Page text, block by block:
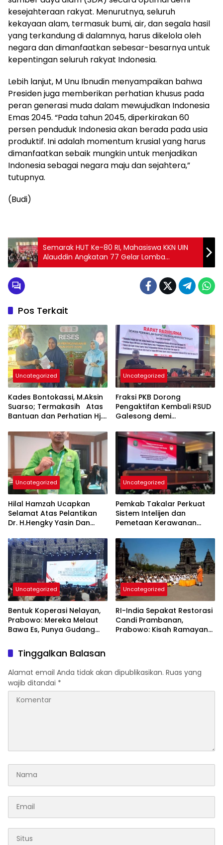
kesejahteraan rakyat. Menurutnya, seluruh
kekayaan alam, termasuk bumi, air, dan segala hasil
yang terkandung di dalamnya, harus dikelola oleh
negara dan dimanfaatkan sebesar-besarnya untuk
kepentingan seluruh rakyat Indonesia.
Lebih lanjut, M Unu Ibnudin menyampaikan bahwa
Presiden juga memberikan perhatian khusus pada
peran generasi muda dalam mewujudkan Indonesia
Emas 2045. “Pada tahun 2045, diperkirakan 60
persen penduduk Indonesia akan berada pada usia
produktif. Ini adalah momentum krusial yang harus
dimanfaatkan sebaik mungkin untuk menjadikan
Indonesia sebagai negara maju dan sejahtera,”
tutupnya.
(Budi)
Semarak HUT Ke-80 RI, Mahasiswa KKN UIN
Alauddin Angkatan 77 Gelar Lomba
Mewarnai di Kelurahan Kalabbirang
Pos Terkait
Uncategorized
Kades Bontokassi, M.Aksin
Suarso; Termakasih Atas
Bantuan dan Perhatian Hj.
Warganya
Uncategorized
Fraksi PKB Dorong
Pengaktifan Kembali RSUD
Galesong demi
Kesehatan Masyarakat
Uncategorized
Hilal Hamzah Ucapkan
Selamat Atas Pelantikan
Dr. H.Hengky Yasin Dan
DPC PKB Takalar dan Ketua
DPW PB Prov- Sulsel
Uncategorized
Pemkab Takalar Perkuat
Sistem Intelijen dan
Pemetaan Kerawanan
Uncategorized
Bentuk Koperasi Nelayan,
Prabowo: Mereka Melaut
Bawa Es, Punya Gudang
Uncategorized
RI-India Sepakat Restorasi
Candi Prambanan,
Prabowo: Kisah Ramayana
Tinggalkan Balasan
Alamat email Anda tidak akan dipublikasikan. Ruas yang
wajib ditandai *